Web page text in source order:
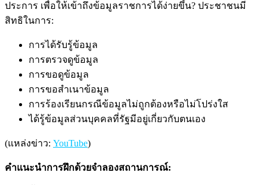
ประการ เพื่อให้เข้าถึงข้อมูลราชการได้ง่ายขึ้น? ประชาชนมี
สิทธิในการ:
การได้รับรู้ข้อมูล
การตรวจดูข้อมูล
การขอดูข้อมูล
การขอสำเนาข้อมูล
การร้องเรียนกรณีข้อมูลไม่ถูกต้องหรือไม่โปร่งใส
ได้รู้ข้อมูลส่วนบุคคลที่รัฐมีอยู่เกี่ยวกับตนเอง
(แหล่งข่าว: YouTube)
คำแนะนำการฝึกด้วยจำลองสถานการณ์: